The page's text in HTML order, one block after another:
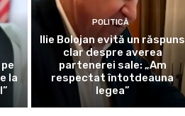
la
POLITICĂ
Ilie Bolojan evită un răspuns
clar despre averea
partenerei sale: „Am
respectat întotdeauna
legea”